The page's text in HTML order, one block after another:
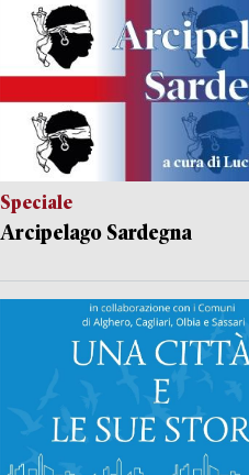
Speciale
Arcipelago Sardegna